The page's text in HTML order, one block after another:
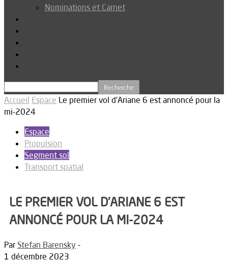
Nominations et Carnet
Accueil Espace Le premier vol d’Ariane 6 est annoncé pour la
mi-2024
Espace
Propulsion
Segment sol
Transport spatial
LE PREMIER VOL D’ARIANE 6 EST
ANNONCÉ POUR LA MI-2024
Par Stefan Barensky -
1 décembre 2023